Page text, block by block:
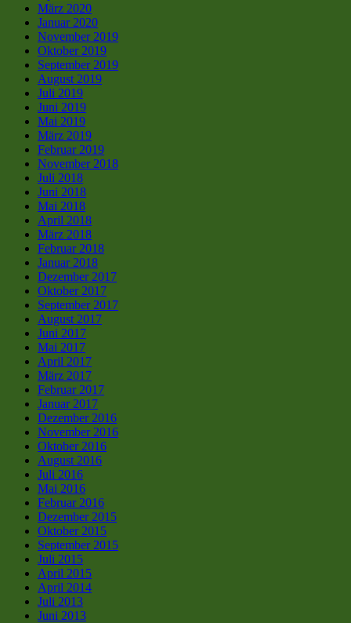
März 2020
Januar 2020
November 2019
Oktober 2019
September 2019
August 2019
Juli 2019
Juni 2019
Mai 2019
März 2019
Februar 2019
November 2018
Juli 2018
Juni 2018
Mai 2018
April 2018
März 2018
Februar 2018
Januar 2018
Dezember 2017
Oktober 2017
September 2017
August 2017
Juni 2017
Mai 2017
April 2017
März 2017
Februar 2017
Januar 2017
Dezember 2016
November 2016
Oktober 2016
August 2016
Juli 2016
Mai 2016
Februar 2016
Dezember 2015
Oktober 2015
September 2015
Juli 2015
April 2015
April 2014
Juli 2013
Juni 2013